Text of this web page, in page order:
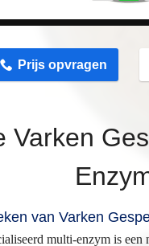
Prijs opvragen
Varken
van Varken
multi-enzym is